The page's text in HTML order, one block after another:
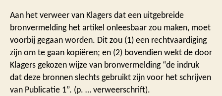
Aan het verweer van Klagers dat een uitgebreide
bronvermelding het artikel onleesbaar zou maken, moet
voorbij gegaan worden. Dit zou (1) een rechtvaardiging
zijn om te gaan kopiëren; en (2) bovendien wekt de door
Klagers gekozen wijze van bronvermelding “de indruk
dat deze bronnen slechts gebruikt zijn voor het schrijven
van Publicatie 1”. (p. … verweerschrift).